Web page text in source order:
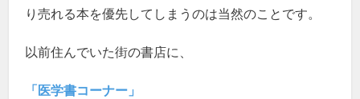
り売れる本を優先してしまうのは当然のことです。
以前住んでいた街の書店に、
「医学書コーナー」